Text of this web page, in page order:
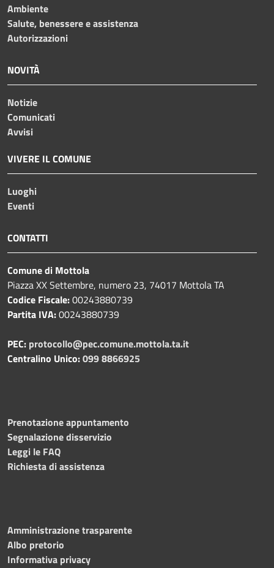
Ambiente
Salute, benessere e assistenza
Autorizzazioni
NOVITÀ
Notizie
Comunicati
Avvisi
VIVERE IL COMUNE
Luoghi
Eventi
CONTATTI
Comune di Mottola
Piazza XX Settembre, numero 23, 74017 Mottola TA
Codice Fiscale:00243880739
Partita IVA:00243880739
PEC: protocollo@pec.comune.mottola.ta.it
Centralino Unico:099 8866925
Prenotazione appuntamento
Segnalazione disservizio
Leggi le FAQ
Richiesta di assistenza
Amministrazione trasparente
Albo pretorio
Informativa privacy